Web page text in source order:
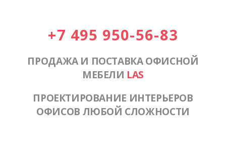
+7 495 950-56-83
ПРОДАЖА И ПОСТАВКА ОФИСНОЙ
МЕБЕЛИ LAS
ПРОЕКТИРОВАНИЕ ИНТЕРЬЕРОВ
ОФИСОВ ЛЮБОЙ СЛОЖНОСТИ